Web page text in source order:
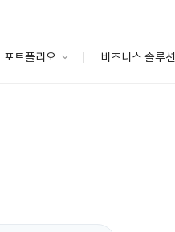
포트폴리오 비즈니스 솔루션